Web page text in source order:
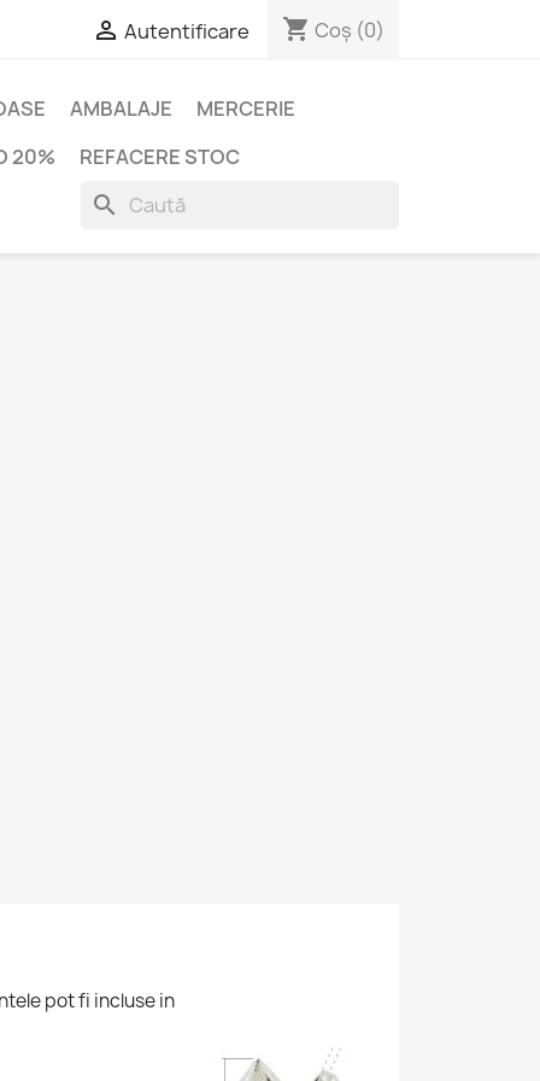
 Autentificare shopping_cart Coș (0)
AMBALAJE
MERCERIE
20%
REFACERE STOC
search
pot fi incluse in